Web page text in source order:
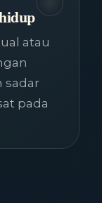
atau
sadar
pada